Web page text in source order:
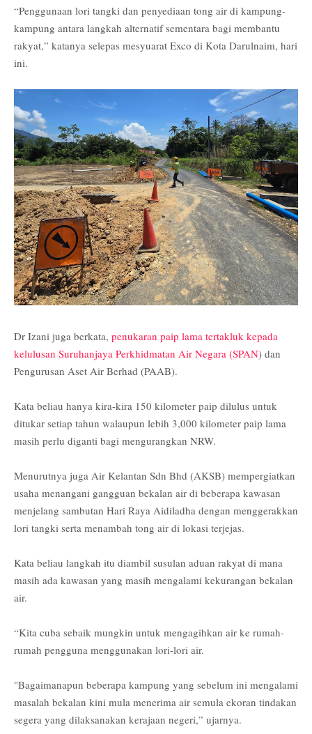
“Penggunaan lori tangki dan penyediaan tong air di kampung-
kampung antara langkah alternatif sementara bagi membantu
rakyat,” katanya selepas mesyuarat Exco di Kota Darulnaim, hari
ini.
Dr Izani juga berkata, penukaran paip lama tertakluk kepada
kelulusan Suruhanjaya Perkhidmatan Air Negara (SPAN) dan
Pengurusan Aset Air Berhad (PAAB).
Kata beliau hanya kira-kira 150 kilometer paip dilulus untuk
ditukar setiap tahun walaupun lebih 3,000 kilometer paip lama
masih perlu diganti bagi mengurangkan NRW.
Menurutnya juga Air Kelantan Sdn Bhd (AKSB) mempergiatkan
usaha menangani gangguan bekalan air di beberapa kawasan
menjelang sambutan Hari Raya Aidiladha dengan menggerakkan
lori tangki serta menambah tong air di lokasi terjejas.
Kata beliau langkah itu diambil susulan aduan rakyat di mana
masih ada kawasan yang masih mengalami kekurangan bekalan
air.
“Kita cuba sebaik mungkin untuk mengagihkan air ke rumah-
rumah pengguna menggunakan lori-lori air.
"Bagaimanapun beberapa kampung yang sebelum ini mengalami
masalah bekalan kini mula menerima air semula ekoran tindakan
segera yang dilaksanakan kerajaan negeri,” ujarnya.